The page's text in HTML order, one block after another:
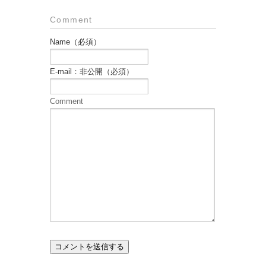
Comment
Name（必須）
E-mail：非公開（必須）
Comment